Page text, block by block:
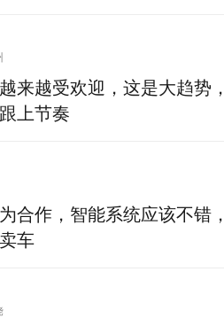
来越受欢迎，这是大趋势
上节奏
合作，智能系统应该不错
车